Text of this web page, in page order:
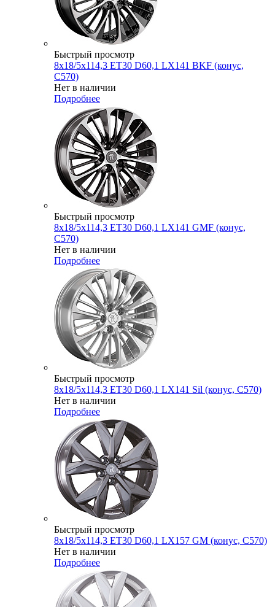
Быстрый просмотр
8x18/5x114,3 ET30 D60,1 LX141 BKF (конус,
C570)
Нет в наличии
Подробнее
Быстрый просмотр
8x18/5x114,3 ET30 D60,1 LX141 GMF (конус,
C570)
Нет в наличии
Подробнее
Быстрый просмотр
8x18/5x114,3 ET30 D60,1 LX141 Sil (конус, C570)
Нет в наличии
Подробнее
Быстрый просмотр
8x18/5x114,3 ET30 D60,1 LX157 GM (конус, C570)
Нет в наличии
Подробнее